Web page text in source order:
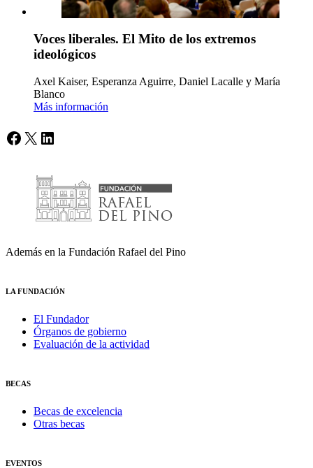
Voces liberales. El Mito de los extremos
ideológicos
Axel Kaiser, Esperanza Aguirre, Daniel Lacalle y María
Blanco
Más información
Facebook
X LinkedIn
Además en la Fundación Rafael del Pino
LA FUNDACIÓN
El Fundador
Órganos de gobierno
Evaluación de la actividad
BECAS
Becas de excelencia
Otras becas
EVENTOS